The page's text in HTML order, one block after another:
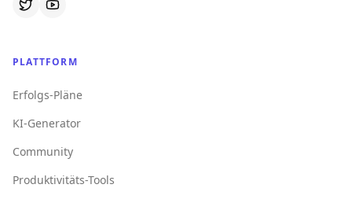
PLATTFORM
Erfolgs-Pläne
KI-Generator
Community
Produktivitäts-Tools